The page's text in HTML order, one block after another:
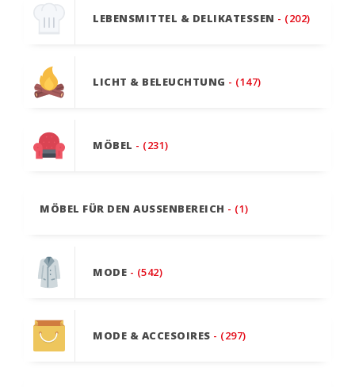
LEBENSMITTEL & DELIKATESSEN - (202)
LICHT & BELEUCHTUNG - (147)
MÖBEL - (231)
MÖBEL FÜR DEN AUSSENBEREICH - (1)
MODE - (542)
MODE & ACCESOIRES - (297)